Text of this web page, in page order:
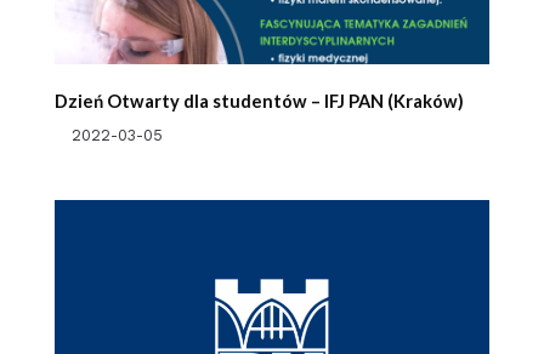
Dzień Otwarty dla studentów – IFJ PAN (Kraków)
2022-03-05